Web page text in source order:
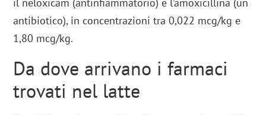
antibiotico), in concentrazioni tra 0,022 mcg/kg e
1,80 mcg/kg.
Da dove arrivano i farmaci
trovati nel latte